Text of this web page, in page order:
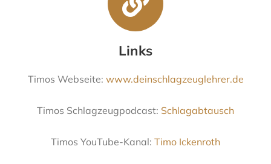
Links
Timos Webseite: www.deinschlagzeuglehrer.de
Timos Schlagzeugpodcast: Schlagabtausch
Timos YouTube-Kanal: Timo Ickenroth